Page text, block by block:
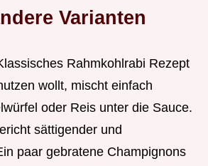
Varianten
Rahmkohlrabi Rezept
wollt, mischt einfach
oder Reis unter die Sauce.
sättigender und
paar gebratene Champignons